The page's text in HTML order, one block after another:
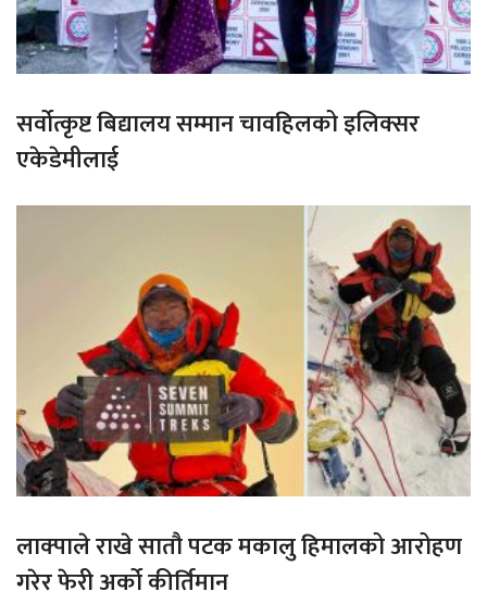
सर्वोत्कृष्ट बिद्यालय सम्मान चावहिलको इलिक्सर
एकेडेमीलाई
लाक्पाले राखे सातौ पटक मकालु हिमालको आरोहण
गरेर फेरी अर्को कीर्तिमान